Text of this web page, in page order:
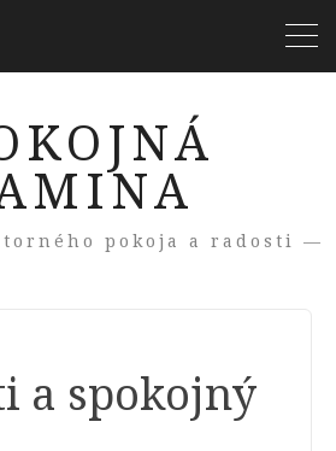
pokoja a radosti —
a spokojný